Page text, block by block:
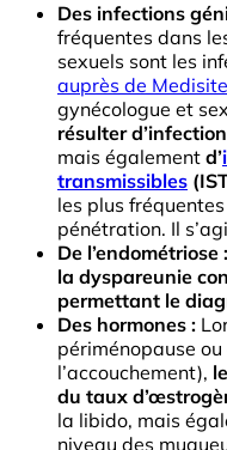
Des infections
fréquentes dans
sexuels sont les
auprès de Medisite
gynécologue et
résulter
mais également d’
transmissibles
les plus
pénétration. Il
De l’endométriose :
la dyspareunie
permettant le
Des hormones :
périménopause
l’accouchement),
du taux
la libido, mais
niveau des